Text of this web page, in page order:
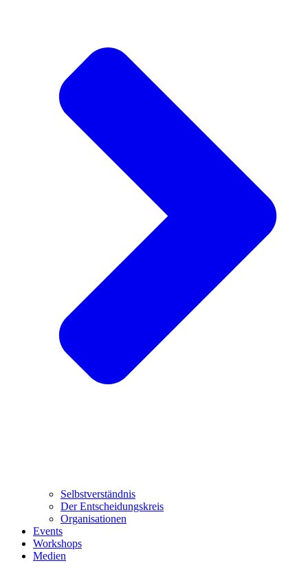
Selbstverständnis
Der Entscheidungskreis
Organisationen
Events
Workshops
Medien